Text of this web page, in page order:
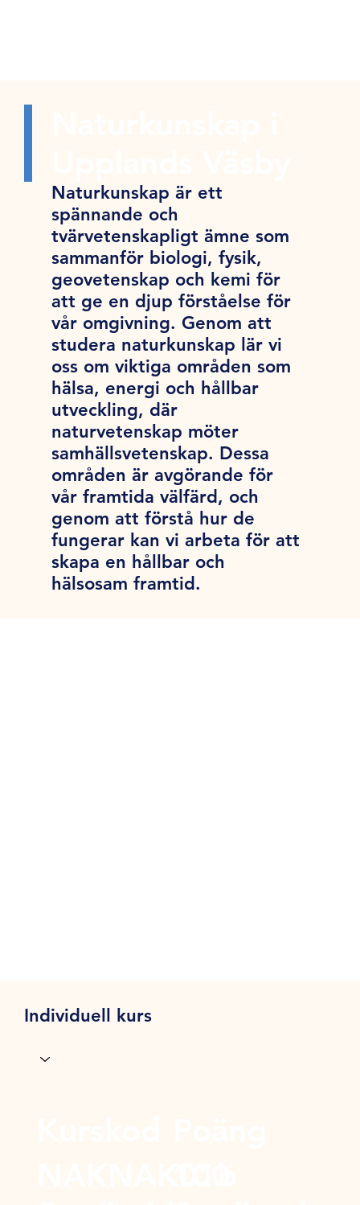
Naturkunskap är ett
spännande och
tvärvetenskapligt ämne som
sammanför biologi, fysik,
geovetenskap och kemi för
att ge en djup förståelse för
vår omgivning. Genom att
studera naturkunskap lär vi
oss om viktiga områden som
hälsa, energi och hållbar
utveckling, där
naturvetenskap möter
samhällsvetenskap. Dessa
områden är avgörande för
vår framtida välfärd, och
genom att förstå hur de
fungerar kan vi arbeta för att
skapa en hållbar och
hälsosam framtid.
Individuell kurs